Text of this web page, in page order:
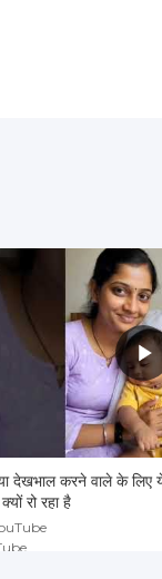
🌞 गर्मियां आने वाली है 6-
थोड़ा challenging हो
YouTube